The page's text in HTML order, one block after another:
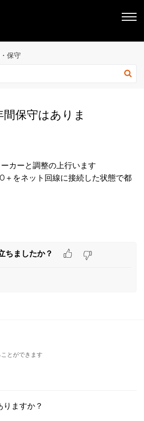
保守
保守はありま
カーと調整の上行います
＋をネット回線に接続した状態で都
ちましたか？
とができます
りますか？